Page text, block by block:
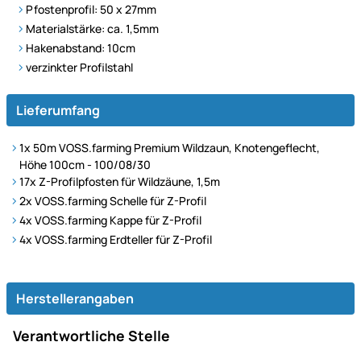
Pfostenprofil: 50 x 27mm
Materialstärke: ca. 1,5mm
Hakenabstand: 10cm
verzinkter Profilstahl
Lieferumfang
1x 50m VOSS.farming Premium Wildzaun, Knotengeflecht,
Höhe 100cm - 100/08/30
17x Z-Profilpfosten für Wildzäune, 1,5m
2x VOSS.farming Schelle für Z-Profil
4x VOSS.farming Kappe für Z-Profil
4x VOSS.farming Erdteller für Z-Profil
Herstellerangaben
Verantwortliche Stelle